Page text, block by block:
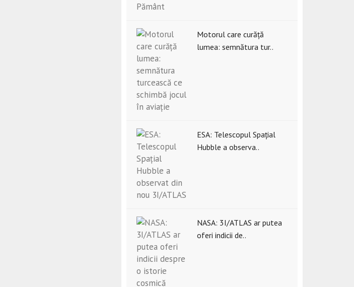
Motorul care curăță
lumea: semnătura tur..
ESA: Telescopul Spațial
Hubble a observa..
NASA: 3I/ATLAS ar putea
oferi indicii de..